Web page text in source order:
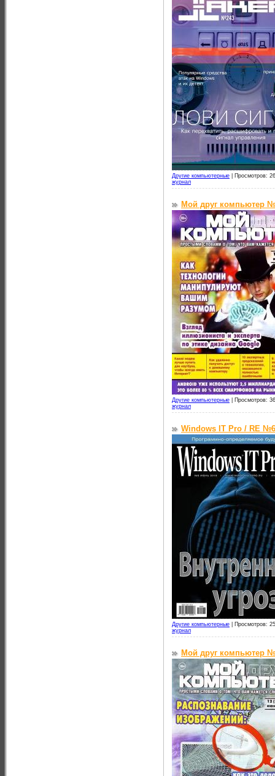
Другие компьютерные
Просмотров:
журнал
Мой друг компьютер
Другие компьютерные
Просмотров:
журнал
Windows IT Pro / RE
Другие компьютерные
Просмотров:
журнал
Мой друг компьютер